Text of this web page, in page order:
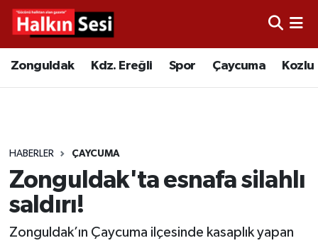
Zonguldak Kdz. Ereğli Spor Çaycuma Kozlu
HABERLER ÇAYCUMA
Zonguldak'ta esnafa silahlı
saldırı!
Zonguldak’ın Çaycuma ilçesinde kasaplık yapan
Video
Çaycuma
Alaplı
Asayiş
Merkez Hava Durumu
Süper Lig Puan Durumu ve Fikstür
Tüm Manşetler
Son Dakika Haberleri